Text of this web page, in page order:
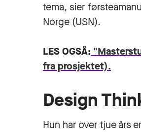
tema, sier
Norge (USN).
LES OGSÅ:
fra prosjektet).
Design
Hun har over tjue års